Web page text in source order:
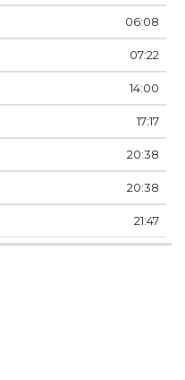
06:08
07:22
14:00
17:17
20:38
20:38
21:47